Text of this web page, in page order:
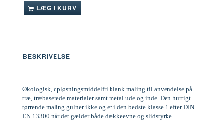
LÆG I KURV
BESKRIVELSE
Økologisk, opløsningsmiddelfri blank maling til anvendelse på
træ, træbaserede materialer samt metal ude og inde. Den hurtigt
tørrende maling gulner ikke og er i den bedste klasse 1 efter DIN
EN 13300 når det gælder både dækkeevne og slidstyrke.